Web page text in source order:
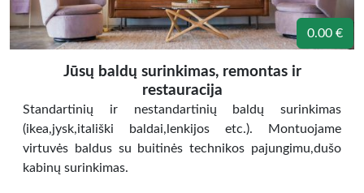
0.00 €
Jūsų baldų surinkimas, remontas ir
restauracija
Standartinių ir nestandartinių baldų surinkimas
(ikea,jysk,itališki baldai,lenkijos etc.). Montuojame
virtuvės baldus su buitinės technikos pajungimu,dušo
kabinų surinkimas.